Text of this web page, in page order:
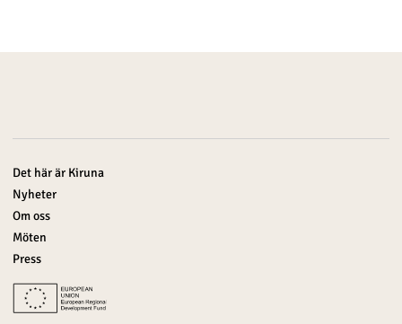
Det här är Kiruna
Nyheter
Om oss
Möten
Press